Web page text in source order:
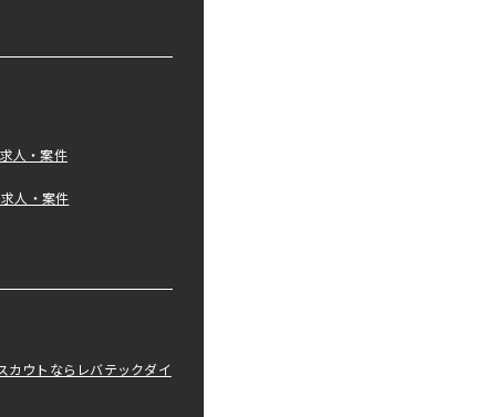
人・案件
人・案件
カウトならレバテックダイ